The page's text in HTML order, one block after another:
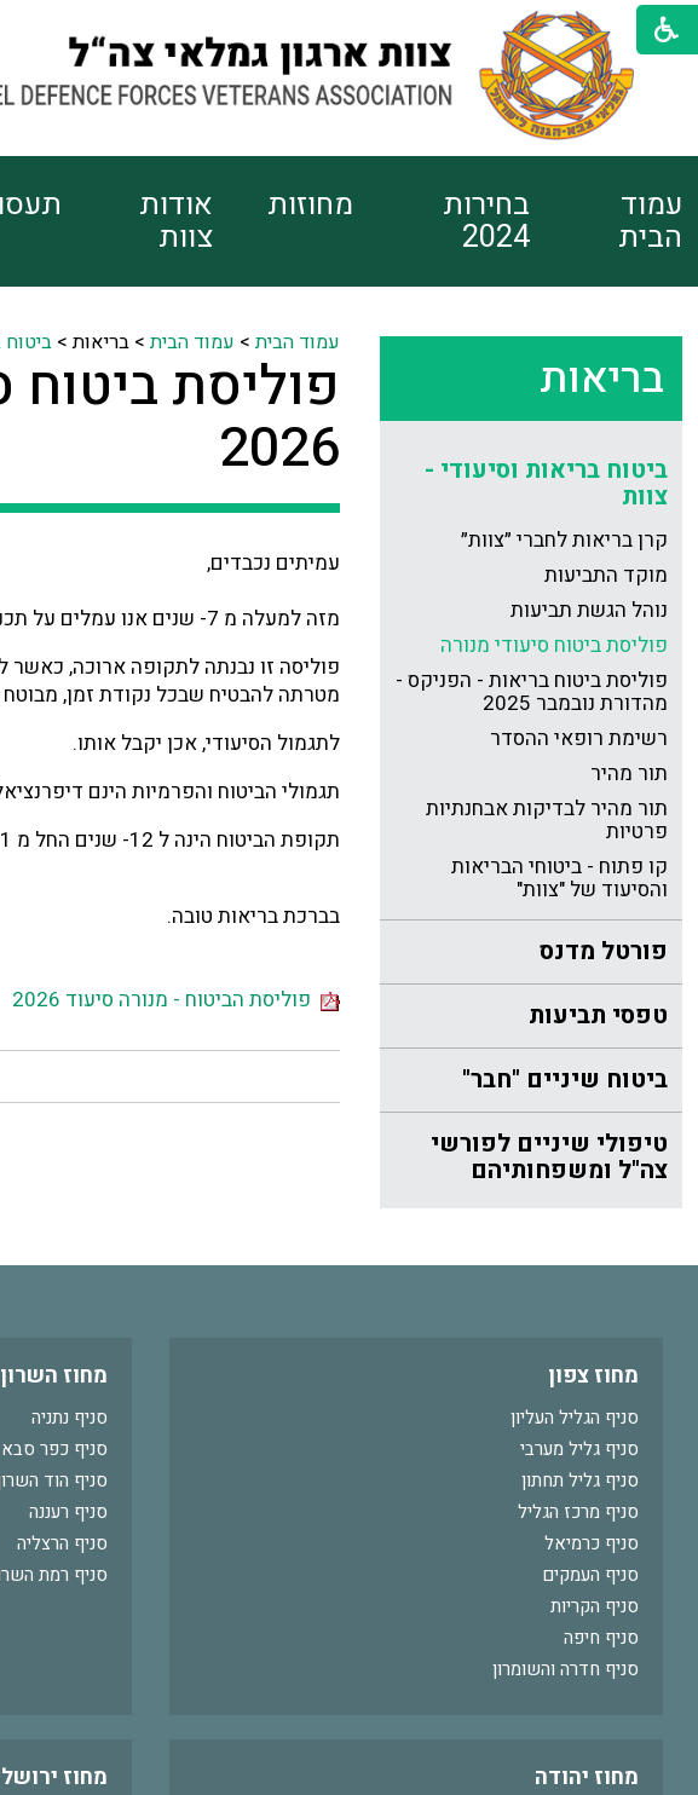
עמוד
הבית
בחירות
2024
מחוזות אודות
צוות
בריאות
ביטוח בריאות וסיעודי -
צוות
קרן בריאות לחברי ״צוות״
מוקד התביעות
נוהל הגשת תביעות
פוליסת ביטוח סיעודי מנורה
פוליסת ביטוח בריאות - הפניקס -
מהדורת נובמבר 2025
רשימת רופאי ההסדר
תור מהיר
תור מהיר לבדיקות אבחנתיות
פרטיות
קו פתוח - ביטוחי הבריאות
והסיעוד של "צוות"
פורטל מדנס
טפסי תביעות
ביטוח שיניים "חבר"
טיפולי שיניים לפורשי
צה"ל ומשפחותיהם
עמוד הבית> עמוד הבית>בריאות >ביטוח
פוליסת ביטוח
2026
עמיתים נכבדים,
מזה למעלה מ 7- שנים אנו עמלים על
פוליסה זו נבנתה לתקופה ארוכה, כאשר
מטרתה להבטיח שבכל נקודת זמן,
לתגמול הסיעודי, אכן יקבל אותו.
תגמולי הביטוח והפרמיות הינם
תקופת הביטוח הינה ל 12- שנים החל מ 1
בברכת בריאות טובה.
פוליסת הביטוח - מנורה סיעוד 2026
מחוז צפון
סניף הגליל העליון
סניף גליל מערבי
סניף גליל תחתון
סניף מרכז הגליל
סניף כרמיאל
סניף העמקים
סניף הקריות
סניף חיפה
סניף חדרה והשומרון
מחוז השרון
סניף נתניה
סניף כפר סבא
סניף הוד
סניף רעננה
סניף הרצליה
סניף רמת
מחוז יהודה מחוז